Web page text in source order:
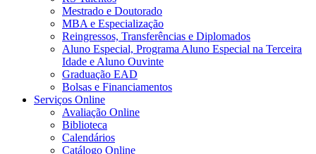
Mestrado e Doutorado
MBA e Especialização
Reingressos, Transferências e Diplomados
Aluno Especial, Programa Aluno Especial na Terceira
Idade e Aluno Ouvinte
Graduação EAD
Bolsas e Financiamentos
Serviços Online
Avaliação Online
Biblioteca
Calendários
Catálogo Online